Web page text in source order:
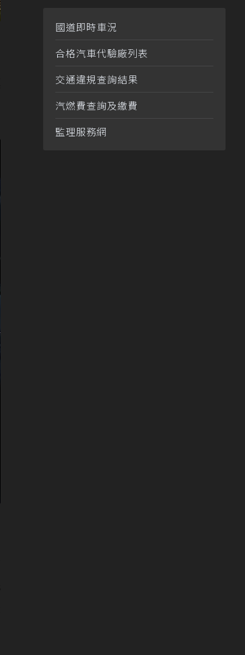
國道即時車況
合格汽車代驗廠列表
交通違規查詢結果
汽燃費查詢及繳費
監理服務網